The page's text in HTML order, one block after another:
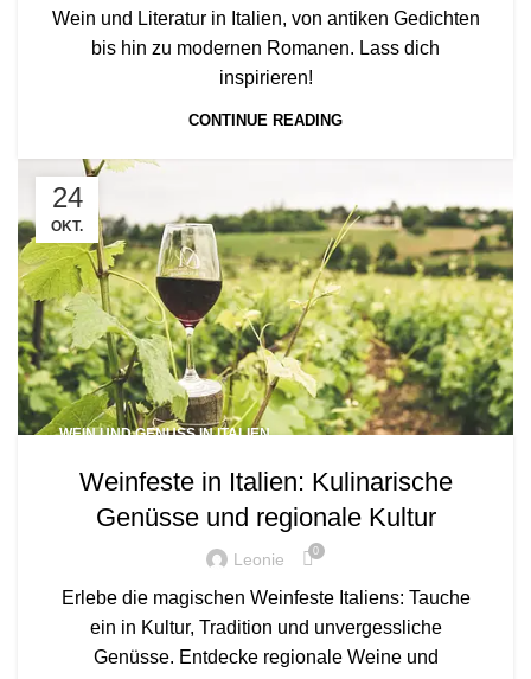
Wein und Literatur in Italien, von antiken Gedichten
bis hin zu modernen Romanen. Lass dich
inspirieren!
CONTINUE READING
24
OKT.
WEIN UND GENUSS IN ITALIEN
Weinfeste in Italien: Kulinarische
Genüsse und regionale Kultur
Leonie 0
Erlebe die magischen Weinfeste Italiens: Tauche
ein in Kultur, Tradition und unvergessliche
Genüsse. Entdecke regionale Weine und